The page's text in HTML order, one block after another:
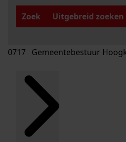
Zoek
Uitgebreid zoeken
0717 Gemeentebestuur